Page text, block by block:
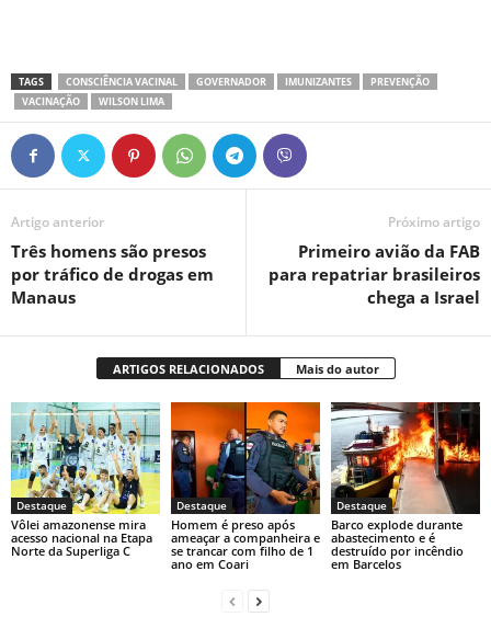
TAGS CONSCIÊNCIA VACINAL GOVERNADOR IMUNIZANTES
PREVENÇÃO
VACINAÇÃO
WILSON LIMA
Artigo anterior
Três homens são presos
por tráfico de drogas em
Manaus
Próximo artigo
Primeiro avião da FAB
para repatriar brasileiros
chega a Israel
ARTIGOS RELACIONADOS Mais do autor
Destaque
Vôlei amazonense mira
acesso nacional na Etapa
Norte da Superliga C
Destaque
Homem é preso após
ameaçar a companheira e
se trancar com filho de 1
ano em Coari
Destaque
Barco explode durante
abastecimento e é
destruído por incêndio
em Barcelos